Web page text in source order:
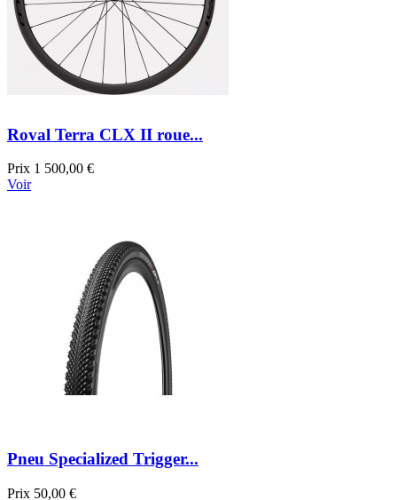
Roval Terra CLX II roue...
Prix 1 500,00 €
Voir
Pneu Specialized Trigger...
Prix 50,00 €